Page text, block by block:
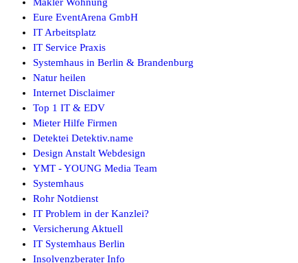
Makler Wohnung
Eure EventArena GmbH
IT Arbeitsplatz
IT Service Praxis
Systemhaus in Berlin & Brandenburg
Natur heilen
Internet Disclaimer
Top 1 IT & EDV
Mieter Hilfe Firmen
Detektei Detektiv.name
Design Anstalt Webdesign
YMT - YOUNG Media Team
Systemhaus
Rohr Notdienst
IT Problem in der Kanzlei?
Versicherung Aktuell
IT Systemhaus Berlin
Insolvenzberater Info